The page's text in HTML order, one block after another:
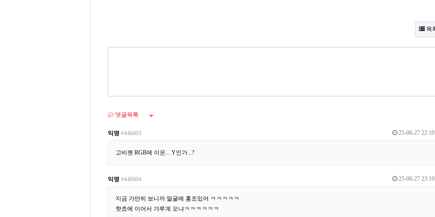
목
댓글목록
익명 #446603 25-06-27
고비젠 RGB에 이은... Y인가...?
익명 #446604 25-06-27
지금 가만히 보니까 얼굴에 홍조있어 ㅋㅋㅋㅋㅋ
핫쵸에 이어서 갸루계 오냐ㅋㅋㅋㅋㅋㅋ